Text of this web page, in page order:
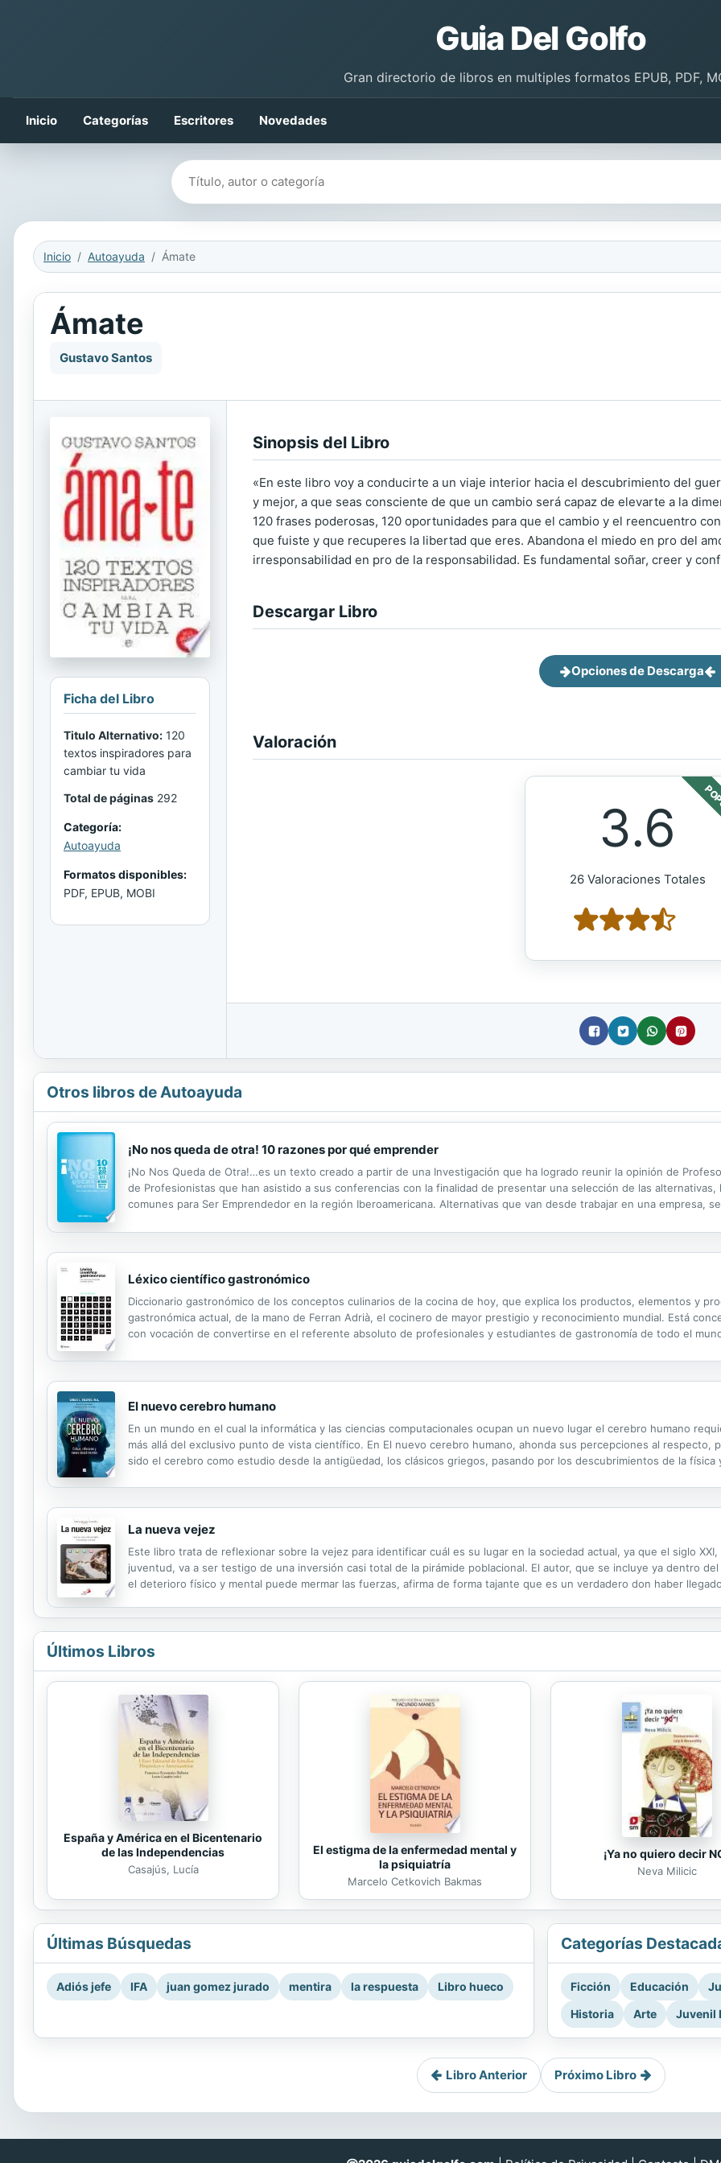
Guia Del Golfo
Gran directorio de libros en multiples formatos EPUB, PDF,
Inicio Categorías Escritores Novedades
Buscar libros
Inicio Autoayuda Ámate
Ámate
Gustavo Santos
Ficha del Libro
Titulo Alternativo: 120
textos inspiradores para
cambiar tu vida
Total de páginas 292
Categoría:
Autoayuda
Formatos disponibles:
PDF, EPUB, MOBI
Sinopsis del Libro
«En este libro voy a conducirte a un viaje interior hacia el descubrimiento del
y mejor, a que seas consciente de que un cambio será capaz de elevarte a la
120 frases poderosas, 120 oportunidades para que el cambio y el reencuentro
que fuiste y que recuperes la libertad que eres. Abandona el miedo en pro del
irresponsabilidad en pro de la responsabilidad. Es fundamental soñar, creer y
Descargar Libro
Opciones de Descarga
Valoración
3.6
26 Valoraciones Totales
Otros libros de Autoayuda
¡No nos queda de otra! 10 razones por qué emprender
¡No Nos Queda de Otra!…es un texto creado a partir de una Investigación que ha logrado reunir la opinión de
de Profesionistas que han asistido a sus conferencias con la finalidad de presentar una selección de las alternativas,
comunes para Ser Emprendedor en la región Iberoamericana. Alternativas que van desde trabajar en una empresa,
Léxico científico gastronómico
Diccionario gastronómico de los conceptos culinarios de la cocina de hoy, que explica los productos, elementos y
gastronómica actual, de la mano de Ferran Adrià, el cocinero de mayor prestigio y reconocimiento mundial. Está
con vocación de convertirse en el referente absoluto de profesionales y estudiantes de gastronomía de todo el
El nuevo cerebro humano
En un mundo en el cual la informática y las ciencias computacionales ocupan un nuevo lugar el cerebro humano
más allá del exclusivo punto de vista científico. En El nuevo cerebro humano, ahonda sus percepciones al respecto,
sido el cerebro como estudio desde la antigüedad, los clásicos griegos, pasando por los descubrimientos de la física
La nueva vejez
Este libro trata de reflexionar sobre la vejez para identificar cuál es su lugar en la sociedad actual, ya que el siglo
juventud, va a ser testigo de una inversión casi total de la pirámide poblacional. El autor, que se incluye ya dentro
el deterioro físico y mental puede mermar las fuerzas, afirma de forma tajante que es un verdadero don haber
Últimos Libros
España y América en el Bicentenario
de las Independencias
Casajús, Lucía
El estigma de la enfermedad mental y
la psiquiatría
Marcelo Cetkovich Bakmas
¡Ya no quiero decir
Neva Milicic
Últimas Búsquedas
Adiós jefe IFA juan gomez jurado mentira la respuesta Libro hueco
Categorías
Ficción Educación
Historia
Arte Juvenil
Libro Anterior Próximo Libro